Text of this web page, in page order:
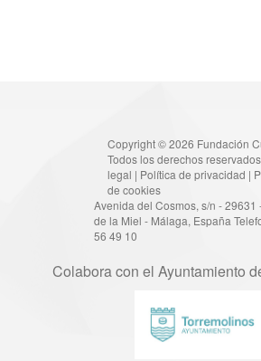
Copyright © 2026 Fundación
Todos los derechos
legal | Política de privacidad |
de cookies
Avenida del Cosmos, s/n - 29631
de la Miel - Málaga, España
56 49 10
Colabora con el Ayuntamiento